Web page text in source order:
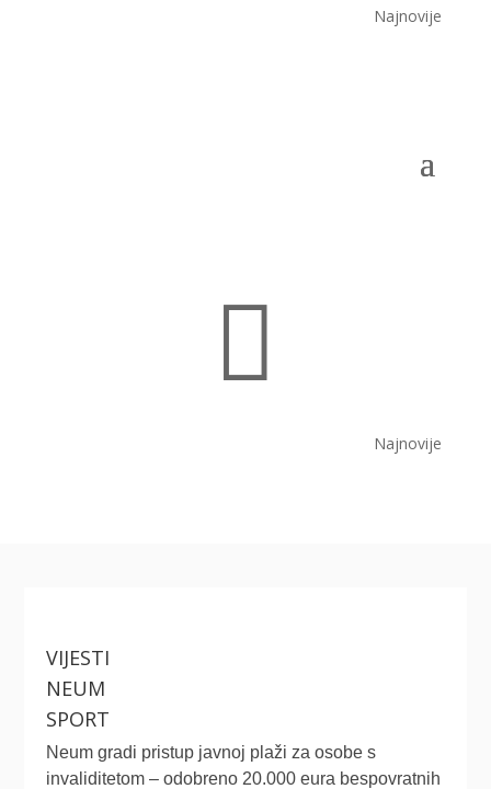
Najnovije

Najnovije
VIJESTI
NEUM
SPORT
Neum gradi pristup javnoj plaži za osobe s
invaliditetom – odobreno 20.000 eura bespovratnih